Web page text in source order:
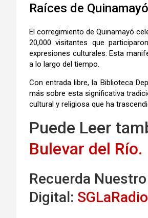
Raíces de
El corregimiento de Quinamayó
20,000 visitantes que
expresiones culturales. Esta
a lo largo del tiempo.
Con entrada libre, la Biblioteca
más sobre esta significativa
cultural y religiosa que ha
Puede Leer
Bulevar del Río.
Recuerda
Digital: